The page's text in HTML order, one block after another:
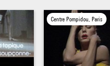
Centre Pompidou, Paris